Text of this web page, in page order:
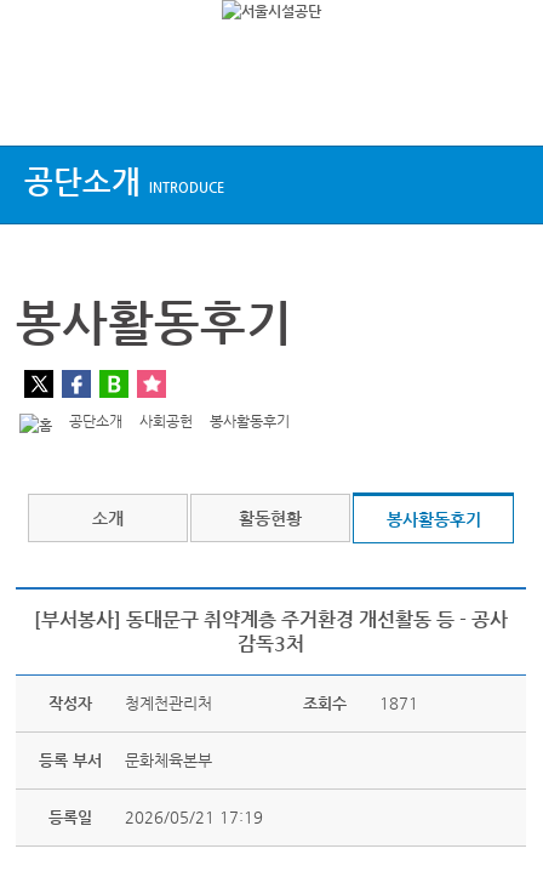
공단소개 INTRODUCE
봉사활동후기
공단소개 사회공헌 봉사활동후기
소개 활동현황 봉사활동후기
[부서봉사] 동대문구 취약계층 주거환경 개선활동 등 - 공사
감독3처
작성자 청계천관리처 조회수 1871
등록 부서 문화체육본부
등록일 2026/05/21 17:19